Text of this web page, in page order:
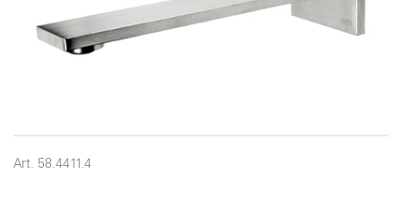
Art. 58.4411.4